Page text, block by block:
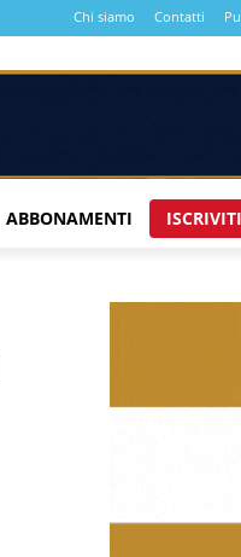
Chi siamo Contatti
ABBONAMENTI